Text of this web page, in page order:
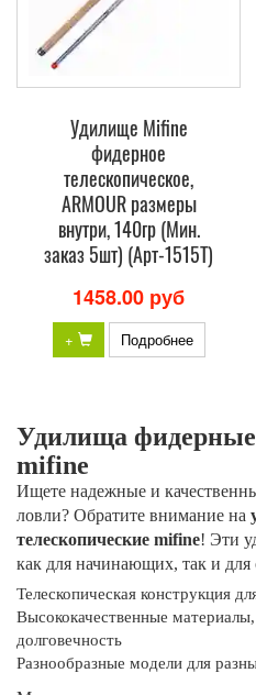
Удилище Mifine
фидерное
телескопическое,
ARMOUR размеры
внутри, 140гр (Мин.
заказ 5шт) (Арт-1515T)
1458.00 руб
+ Подробнее
Удилища фидерные
mifine
Ищете надежные и
ловли? Обратите внимание на
телескопические mifine! Эти
как для начинающих, так и
Телескопическая конструкция
Высококачественные
долговечность
Разнообразные модели для